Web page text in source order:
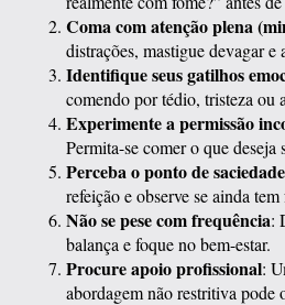
Coma com atenção plena
distrações, mastigue devagar e
Identifique seus gatilhos
comendo por tédio, tristeza ou
Experimente a permissão
Permita-se comer o que deseja
Perceba o ponto de saciedade
refeição e observe se ainda tem
Não se pese com frequência:
balança e foque no bem-estar.
Procure apoio profissional:
abordagem não restritiva pode